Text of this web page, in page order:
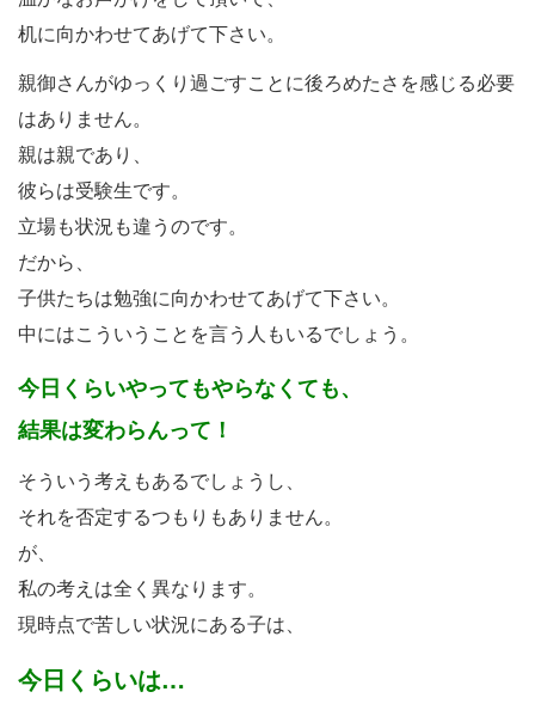
机に向かわせてあげて下さい。
親御さんがゆっくり過ごすことに後ろめたさを感じる必要
はありません。
親は親であり、
彼らは受験生です。
立場も状況も違うのです。
だから、
子供たちは勉強に向かわせてあげて下さい。
中にはこういうことを言う人もいるでしょう。
今日くらいやってもやらなくても、
結果は変わらんって！
そういう考えもあるでしょうし、
それを否定するつもりもありません。
が、
私の考えは全く異なります。
現時点で苦しい状況にある子は、
今日くらいは…